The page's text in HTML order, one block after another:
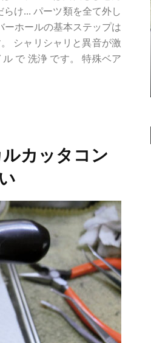
け... パーツ類を全て外し
ホールの基本ステップは
シャリシャリと異音が激
で 洗浄 です。 特殊ベア
カッタコン